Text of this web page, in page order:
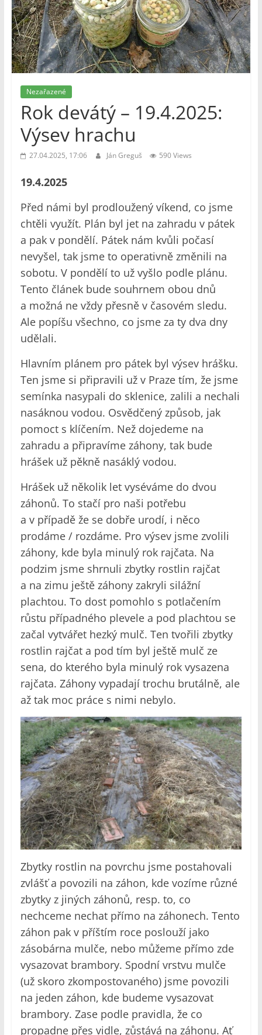
Nezařazené
Rok devátý – 19.4.2025:
Výsev hrachu
27.04.2025, 17:06 Ján Greguš 590 Views
19.4.2025
Před námi byl prodloužený víkend, co jsme
chtěli využít. Plán byl jet na zahradu v pátek
a pak v pondělí. Pátek nám kvůli počasí
nevyšel, tak jsme to operativně změnili na
sobotu. V pondělí to už vyšlo podle plánu.
Tento článek bude souhrnem obou dnů
a možná ne vždy přesně v časovém sledu.
Ale popíšu všechno, co jsme za ty dva dny
udělali.
Hlavním plánem pro pátek byl výsev hrášku.
Ten jsme si připravili už v Praze tím, že jsme
semínka nasypali do sklenice, zalili a nechali
nasáknou vodou. Osvědčený způsob, jak
pomoct s klíčením. Než dojedeme na
zahradu a připravíme záhony, tak bude
hrášek už pěkně nasáklý vodou.
Hrášek už několik let vyséváme do dvou
záhonů. To stačí pro naši potřebu
a v případě že se dobře urodí, i něco
prodáme / rozdáme. Pro výsev jsme zvolili
záhony, kde byla minulý rok rajčata. Na
podzim jsme shrnuli zbytky rostlin rajčat
a na zimu ještě záhony zakryli silážní
plachtou. To dost pomohlo s potlačením
růstu případného plevele a pod plachtou se
začal vytvářet hezký mulč. Ten tvořili zbytky
rostlin rajčat a pod tím byl ještě mulč ze
sena, do kterého byla minulý rok vysazena
rajčata. Záhony vypadají trochu brutálně, ale
až tak moc práce s nimi nebylo.
Zbytky rostlin na povrchu jsme postahovali
zvlášť a povozili na záhon, kde vozíme různé
zbytky z jiných záhonů, resp. to, co
nechceme nechat přímo na záhonech. Tento
záhon pak v příštím roce poslouží jako
zásobárna mulče, nebo můžeme přímo zde
vysazovat brambory. Spodní vrstvu mulče
(už skoro zkompostovaného) jsme povozili
na jeden záhon, kde budeme vysazovat
brambory. Zase podle pravidla, že co
propadne přes vidle, zůstává na záhonu. Ať